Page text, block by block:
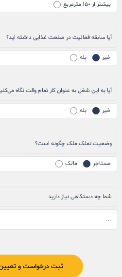
بیشتر ار ۱۵۰ مترمربع
آیا سابقه فعالیت در صنعت غذایی داشته اید؟
خیر بله
آیا به این شغل به عنوان کار تمام وقت نگاه
خیر بله
وضعیت تملک ملک چگونه است؟
مستاجر مالک
شما چه دستگاهی نیاز دارید